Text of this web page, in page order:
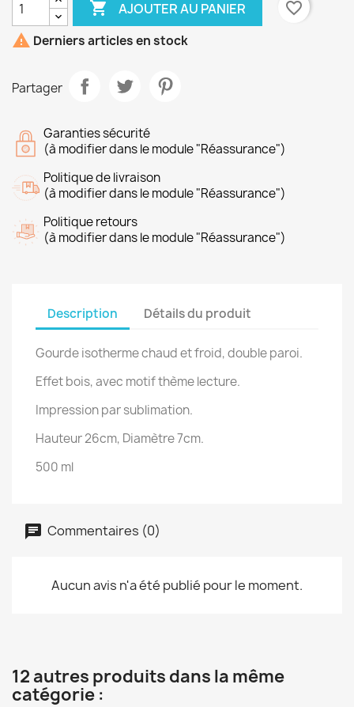
 AJOUTER AU PANIER
favorite_border
 Derniers articles en stock
Partager
Garanties sécurité
(à modifier dans le module "Réassurance")
Politique de livraison
(à modifier dans le module "Réassurance")
Politique retours
(à modifier dans le module "Réassurance")
Description Détails du produit
Gourde isotherme chaud et froid, double paroi.
Effet bois, avec motif thème lecture.
Impression par sublimation.
Hauteur 26cm, Diamètre 7cm.
500 ml
Commentaires (0)
Aucun avis n'a été publié pour le moment.
12 autres produits dans la même
catégorie :